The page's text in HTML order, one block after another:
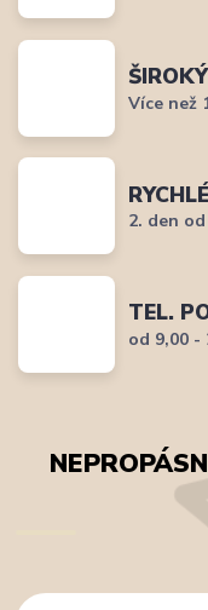
Více než
2. den
TEL.
od 9,00 -